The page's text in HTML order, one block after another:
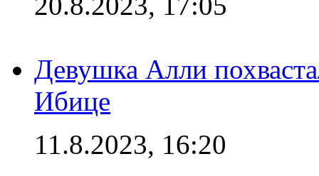
Девушка Алли
Ибице
11.8.2023, 16:20